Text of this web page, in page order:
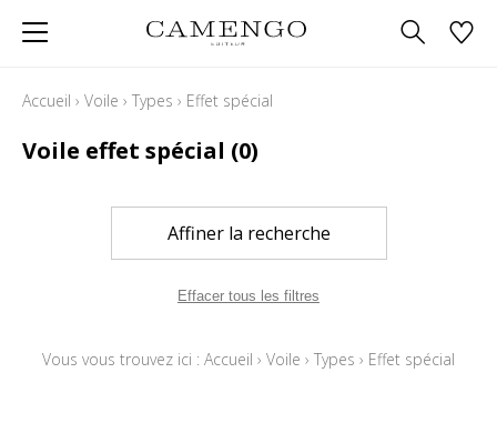
Accueil › Voile › Types › Effet spécial
Voile effet spécial (0)
Affiner la recherche
Effacer tous les filtres
Vous vous trouvez ici : Accueil › Voile › Types › Effet spécial